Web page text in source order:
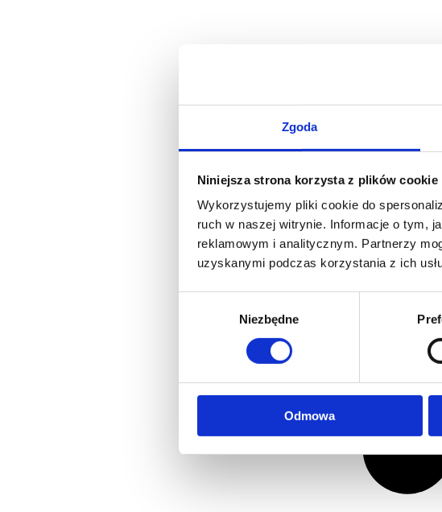
Zgoda
Niniejsza strona korzysta z plików cookie
Wykorzystujemy pliki cookie do
ruch w naszej witrynie. Informacje o tym,
reklamowym i analitycznym. Partnerzy
uzyskanymi podczas korzystania z ich
Niezbędne
Odmowa